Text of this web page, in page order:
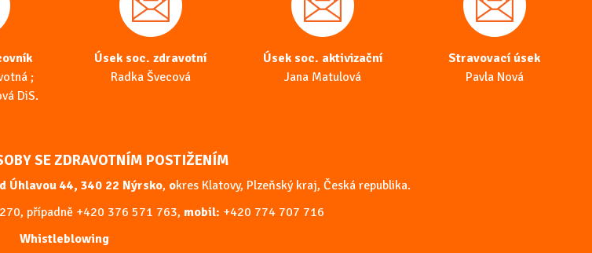
;
DiS.
Úsek soc. zdravotní
Radka Švecová
Úsek soc. aktivizační
Jana Matulová
Stravovací úsek
Pavla Nová
SE ZDRAVOTNÍM POSTIŽENÍM
Úhlavou 44, 340 22 Nýrsko, okres Klatovy, Plzeňský kraj, Česká republika.
, případně +420 376 571 763, mobil: +420 774 707 716
Whistleblowing